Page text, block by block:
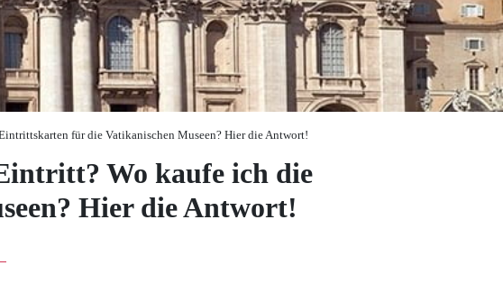
für die Vatikanischen Museen? Hier die Antwort!
Wo kaufe ich die
Hier die Antwort!